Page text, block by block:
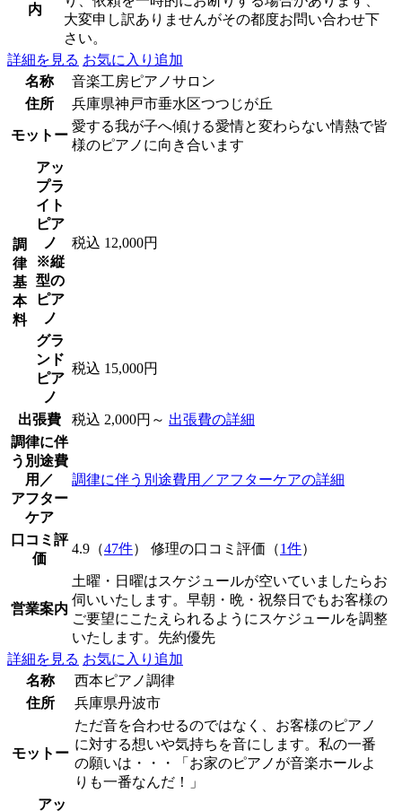
内
大変申し訳ありませんがその都度お問い合わせ下
さい。
詳細を見る お気に入り追加
名称
音楽工房ピアノサロン
住所
兵庫県神戸市垂水区つつじが丘
モットー
愛する我が子へ傾ける愛情と変わらない情熱で皆
様のピアノに向き合います
調
律
基
本
料
アッ
プラ
イト
ピア
ノ
※縦
型の
ピア
ノ
税込 12,000円
グラ
ンド
ピア
ノ
税込 15,000円
出張費 税込 2,000円～ 出張費の詳細
調律に伴
う別途費
用／
アフター
ケア
調律に伴う別途費用／アフターケアの詳細
口コミ評
価
4.9（47件） 修理の口コミ評価（1件）
営業案内
土曜・日曜はスケジュールが空いていましたらお
伺いいたします。早朝・晩・祝祭日でもお客様の
ご要望にこたえられるようにスケジュールを調整
いたします。先約優先
詳細を見る お気に入り追加
名称
西本ピアノ調律
住所
兵庫県丹波市
モットー
ただ音を合わせるのではなく、お客様のピアノ
に対する想いや気持ちを音にします。私の一番
の願いは・・・「お家のピアノが音楽ホールよ
りも一番なんだ！」
アッ